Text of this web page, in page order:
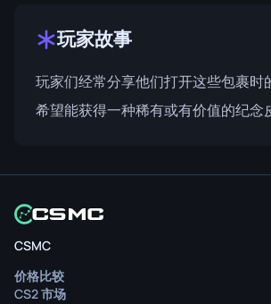
玩家故事
玩家们经常分享他们打开这些包裹时
希望能获得一种稀有或有价值的纪念
CSMC
价格比较
CS2 市场